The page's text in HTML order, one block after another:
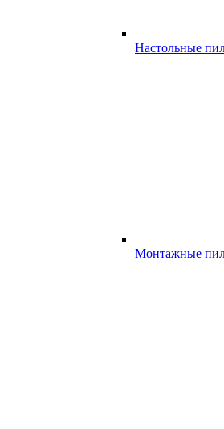
Настольные
Монтажные